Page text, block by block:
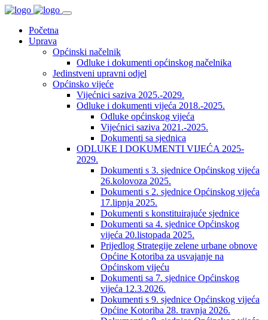
Početna
Uprava
Općinski načelnik
Odluke i dokumenti općinskog načelnika
Jedinstveni upravni odjel
Općinsko vijeće
Vijećnici saziva 2025.-2029.
Odluke i dokumenti vijeća 2018.-2025.
Odluke općinskog vijeća
Vijećnici saziva 2021.-2025.
Dokumenti sa sjednica
ODLUKE I DOKUMENTI VIJEĆA 2025-
2029.
Dokumenti s 3. sjednice Općinskog vijeća
26.kolovoza 2025.
Dokumenti s 2. sjednice Općinskog vijeća
17.lipnja 2025.
Dokumenti s konstituirajuće sjednice
Dokumenti sa 4. sjednice Općinskog
vijeća 20.listopada 2025.
Prijedlog Strategije zelene urbane obnove
Općine Kotoriba za usvajanje na
Općinskom vijeću
Dokumenti sa 7. sjednice Općinskog
vijeća 12.3.2026.
Dokumenti s 9. sjednice Općinskog vijeća
Općine Kotoriba 28. travnja 2026.